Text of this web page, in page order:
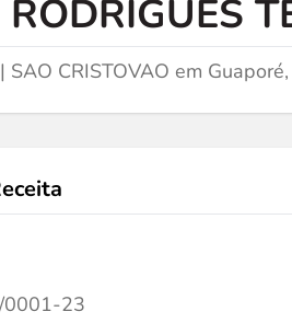
SAO CRISTOVAO em
0001-23